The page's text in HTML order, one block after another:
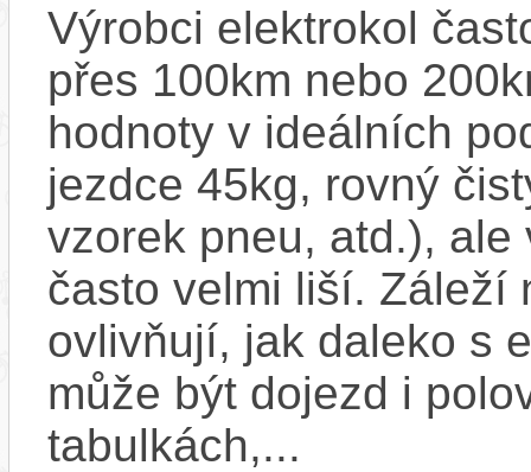
Výrobci elektrokol
přes 100km nebo
hodnoty v ideálních
jezdce 45kg, rovný
vzorek pneu, atd.),
často velmi liší. Záleží
ovlivňují, jak daleko s
může být dojezd i
tabulkách,...